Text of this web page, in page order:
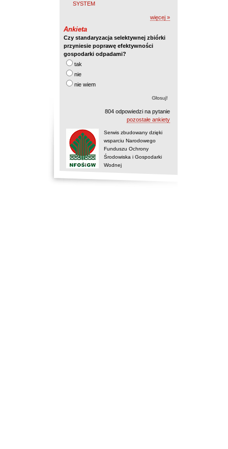
SYSTEM
więcej »
Ankieta
Czy standaryzacja selektywnej zbiórki
przyniesie poprawę efektywności
gospodarki odpadami?
tak
nie
nie wiem
804 odpowiedzi na pytanie
pozostałe ankiety
Serwis zbudowany dzięki
wsparciu Narodowego
Funduszu Ochrony
Środowiska i Gospodarki
Wodnej